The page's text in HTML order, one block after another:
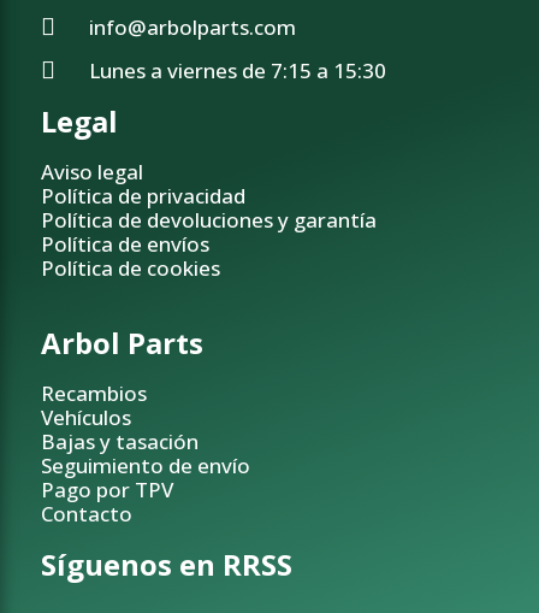
info@arbolparts.com
Lunes a viernes de 7:15 a 15:30
Legal
Aviso legal
Política de privacidad
Política de devoluciones y garantía
Política de envíos
Política de cookies
Arbol Parts
Recambios
Vehículos
Bajas y tasación
Seguimiento de envío
Pago por TPV
Contacto
Síguenos en RRSS